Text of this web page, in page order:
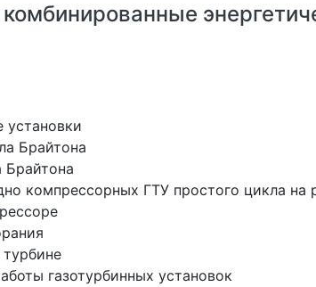
установки
Брайтона
Брайтона
компрессорных ГТУ простого цикла
газотурбинных установок